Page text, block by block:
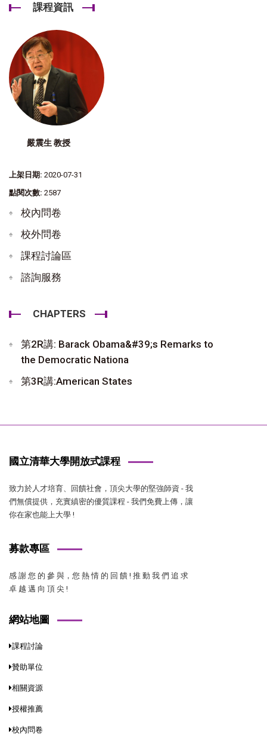
課程資訊
嚴震生 教授
上架日期: 2020-07-31
點閱次數: 2587
校內問卷
校外問卷
課程討論區
諮詢服務
CHAPTERS
第2R講: Barack Obama&#39;s Remarks to
the Democratic Nationa
第3R講:American States
國立清華大學開放式課程
致力於人才培育、回饋社會，頂尖大學的堅強師資 - 我
們無償提供，充實縝密的優質課程 - 我們免費上傳，讓
你在家也能上大學 !
募款專區
感 謝 您 的 參 與，您 熱 情 的 回 饋 ! 推 動 我 們 追 求
卓 越 邁 向 頂 尖 !
網站地圖
課程討論
贊助單位
相關資源
授權推薦
校內問卷